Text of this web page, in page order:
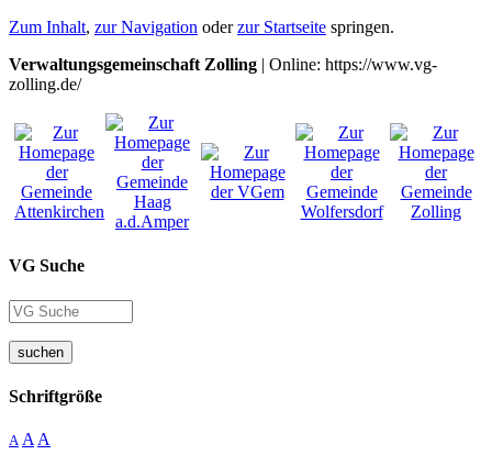
Zum Inhalt, zur Navigation oderzur Startseite springen.
Verwaltungsgemeinschaft Zolling | Online: https://www.vg-
zolling.de/
VG Suche
suchen
Schriftgröße
A A A